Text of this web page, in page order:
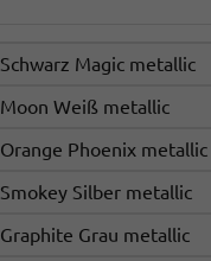
Schwarz Magic metallic
Moon Weiß metallic
Orange Phoenix metallic
Smokey Silber metallic
Graphite Grau metallic